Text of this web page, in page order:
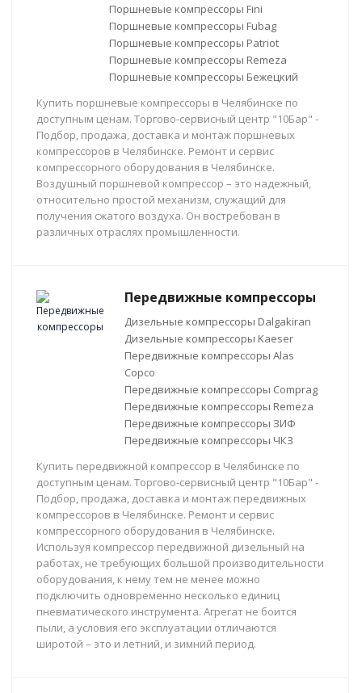
Поршневые компрессоры Fini
Поршневые компрессоры Fubag
Поршневые компрессоры Patriot
Поршневые компрессоры Remeza
Поршневые компрессоры Бежецкий
Купить поршневые компрессоры в Челябинске по
доступным ценам. Торгово-сервисный центр "10Бар" -
Подбор, продажа, доставка и монтаж поршневых
компрессоров в Челябинске. Ремонт и сервис
компрессорного оборудования в Челябинске.
Воздушный поршневой компрессор – это надежный,
относительно простой механизм, служащий для
получения сжатого воздуха. Он востребован в
различных отраслях промышленности.
Передвижные компрессоры
Дизельные компрессоры Dalgakiran
Дизельные компрессоры Kaeser
Передвижные компрессоры Alas
Copco
Передвижные компрессоры Comprag
Передвижные компрессоры Remeza
Передвижные компрессоры ЗИФ
Передвижные компрессоры ЧКЗ
Купить передвижной компрессор в Челябинске по
доступным ценам. Торгово-сервисный центр "10Бар" -
Подбор, продажа, доставка и монтаж передвижных
компрессоров в Челябинске. Ремонт и сервис
компрессорного оборудования в Челябинске.
Используя компрессор передвижной дизельный на
работах, не требующих большой производительности
оборудования, к нему тем не менее можно
подключить одновременно несколько единиц
пневматического инструмента. Агрегат не боится
пыли, а условия его эксплуатации отличаются
широтой – это и летний, и зимний период.